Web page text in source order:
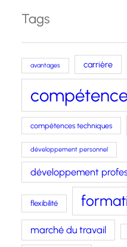
Tags
avantages carrière
compétences techniques
développement personnel
développement
flexibilité
marché du travail